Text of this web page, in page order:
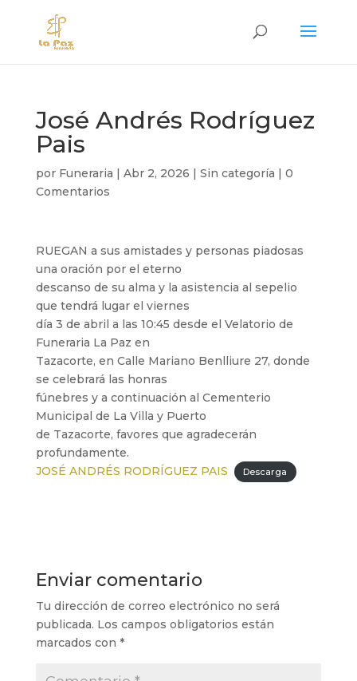
José Andrés Rodríguez
Pais
por Funeraria | Abr 2, 2026 | Sin categoría | 0
Comentarios
RUEGAN a sus amistades y personas piadosas
una oración por el eterno
descanso de su alma y la asistencia al sepelio
que tendrá lugar el viernes
día 3 de abril a las 10:45 desde el Velatorio de
Funeraria La Paz en
Tazacorte, en Calle Mariano Benlliure 27, donde
se celebrará las honras
fúnebres y a continuación al Cementerio
Municipal de La Villa y Puerto
de Tazacorte, favores que agradecerán
profundamente.
JOSÉ ANDRÉS RODRÍGUEZ PAIS
Descarga
Enviar comentario
Tu dirección de correo electrónico no será
publicada. Los campos obligatorios están
marcados con *